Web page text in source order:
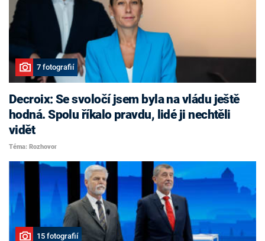
7 fotografií
Decroix: Se svoločí jsem byla na vládu ještě
hodná. Spolu říkalo pravdu, lidé ji nechtěli
vidět
Téma: Rozhovor
15 fotografií